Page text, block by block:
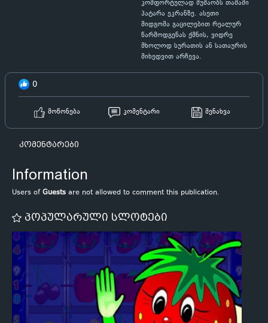
კომფორტულად მუშაობს თამაში
პატარა ეკრანზე. ასეთი
მიდგომა გაცილებით რეალურ
წარმოდგენას ქმნის, ვიდრე
მხოლოდ სურათის ან სათაურის
მიხედვით არჩევა.
0
მოწონება კომენტარი შენახვა
კომენტარები
Information
Users ofGuests are not allowed to comment this publication.
პოპულარული სლოტები